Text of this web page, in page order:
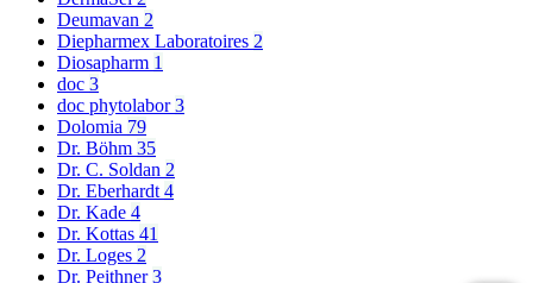
Deumavan 2
Diepharmex Laboratoires 2
Diosapharm 1
doc 3
doc phytolabor3
Dolomia 79
Dr. Böhm 35
Dr. C. Soldan 2
Dr. Eberhardt 4
Dr. Kade 4
Dr. Kottas 41
Dr. Loges 2
Dr. Peithner3